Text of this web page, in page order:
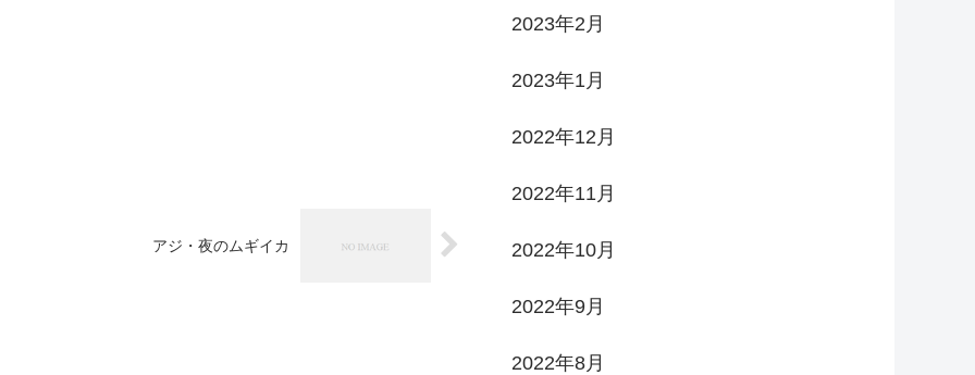
アジ・夜のムギイカ
2023年2月
2023年1月
2022年12月
2022年11月
2022年10月
2022年9月
2022年8月